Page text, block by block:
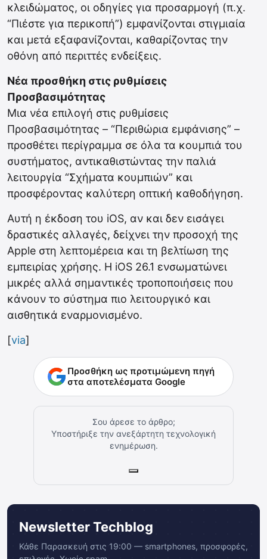
κλειδώματος, οι οδηγίες για προσαρμογή (π.χ.
“Πιέστε για περικοπή”) εμφανίζονται στιγμιαία
και μετά εξαφανίζονται, καθαρίζοντας την
οθόνη από περιττές ενδείξεις.
Νέα προσθήκη στις ρυθμίσεις
Προσβασιμότητας
Μια νέα επιλογή στις ρυθμίσεις
Προσβασιμότητας – “Περιθώρια εμφάνισης” –
προσθέτει περίγραμμα σε όλα τα κουμπιά του
συστήματος, αντικαθιστώντας την παλιά
λειτουργία “Σχήματα κουμπιών” και
προσφέροντας καλύτερη οπτική καθοδήγηση.
Αυτή η έκδοση του iOS, αν και δεν εισάγει
δραστικές αλλαγές, δείχνει την προσοχή της
Apple στη λεπτομέρεια και τη βελτίωση της
εμπειρίας χρήσης. Η iOS 26.1 ενσωματώνει
μικρές αλλά σημαντικές τροποποιήσεις που
κάνουν το σύστημα πιο λειτουργικό και
αισθητικά εναρμονισμένο.
[via]
Προσθήκη ως προτιμώμενη πηγή
στα αποτελέσματα Google
Σου άρεσε το άρθρο;
Υποστήριξε την ανεξάρτητη τεχνολογική
ενημέρωση.
Newsletter Techblog
Κάθε Παρασκευή στις 19:00 — smartphones, προσφορές,